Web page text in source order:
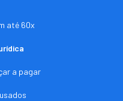
até 60x
a pagar